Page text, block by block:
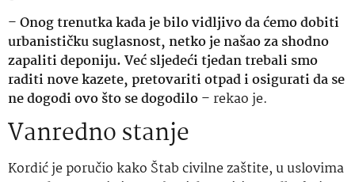
–Onog trenutka kada je bilo vidljivo da ćemo dobiti
urbanističku suglasnost, netko je našao za shodno
zapaliti deponiju. Već sljedeći tjedan trebali smo
raditi nove kazete, pretovariti otpad i osigurati da se
ne dogodi ovo što se dogodilo– rekao je.
Vanredno stanje
Kordić je poručio kako Štab civilne zaštite, u uslovima